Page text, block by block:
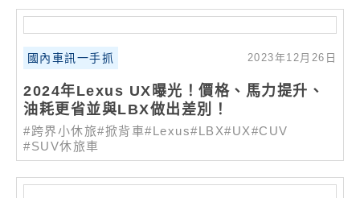
國內車訊一手抓 2023年12月26日
2024年Lexus UX曝光！價格、馬力提升、
油耗更省並與LBX做出差別！
#跨界小休旅#掀背車#Lexus#LBX#UX#CUV
#SUV休旅車